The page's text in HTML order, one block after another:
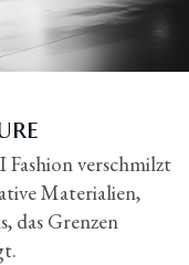
verschmilzt
Materialien,
das Grenzen